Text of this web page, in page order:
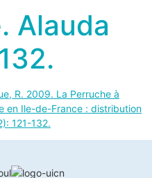
Alauda
R. 2009. La Perruche à
en Ile-de-France : distribution
121-132.